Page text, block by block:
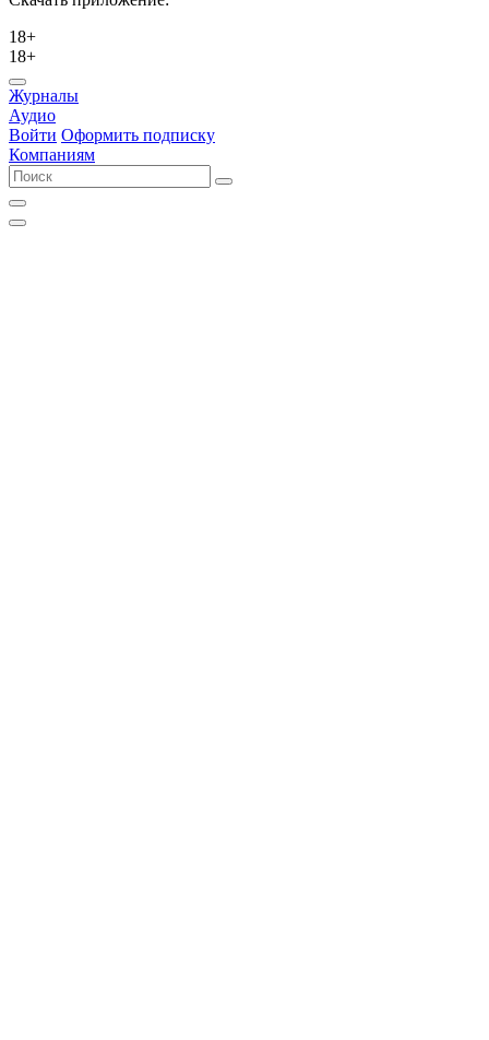
18+
18+
Журналы
Аудио
Войти Оформить подписку
Компаниям